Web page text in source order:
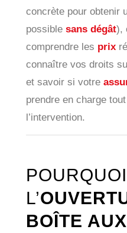
concrète pour obtenir
possible sans dégât),
comprendre les prix
connaître vos droits
et savoir si votre
prendre en charge
l’intervention.
POURQUOI
L’
BOÎTE